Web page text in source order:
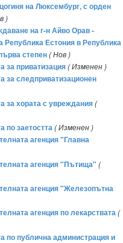
на Люксембург, с орден
)
на г-н Айво Орав -
Естония в Република
степен( Нов )
за приватизация( Изменен )
за следприватизационен
за хората с увреждания(
по заетостта( Изменен )
агенция "Главна
агенция "Пътища" (
агенция "Железопътна
агенция по лекарствата(
по публична администрация и